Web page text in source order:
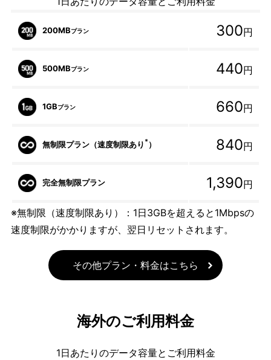
200MBプラン 300円
500MBプラン 440円
1GBプラン 660円
無制限プラン（速度制限あり * ） 840円
完全無制限プラン 1,390円
※無制限（速度制限あり）：1日3GBを超えると1Mbpsの
速度制限がかかりますが、翌日リセットされます。
その他プラン・料金はこちら
海外のご利用料金
1日あたりのデータ容量とご利用料金